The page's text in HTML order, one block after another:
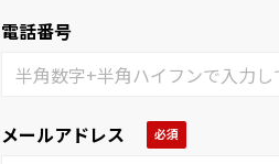
電話番号
メールアドレス